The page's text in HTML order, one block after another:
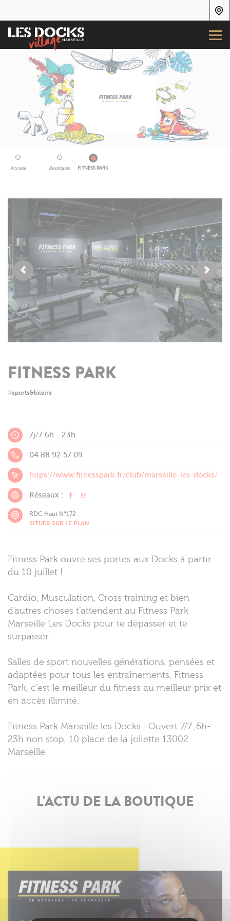
Accueil Boutiques FITNESS PARK
FITNESS PARK
#sports&loisirs
7j/7 6h - 23h
04 88 92 57 09
https://www.fitnesspark.fr/club/marseille-les-docks/
Réseaux :
RDC Haut N°172
SITUER SUR LE PLAN
Fitness Park ouvre ses portes aux Docks à partir
du 10 juillet !
Cardio, Musculation, Cross training et bien
d'autres choses t’attendent au Fitness Park
Marseille Les Docks pour te dépasser et te
surpasser.
Salles de sport nouvelles générations, pensées et
adaptées pour tous les entraînements, Fitness
Park, c’est le meilleur du fitness au meilleur prix et
en accès illimité.
Fitness Park Marseille les Docks : Ouvert 7/7 ,6h-
23h non stop, 10 place de la joliette 13002
Marseille
L'ACTU DE LA BOUTIQUE